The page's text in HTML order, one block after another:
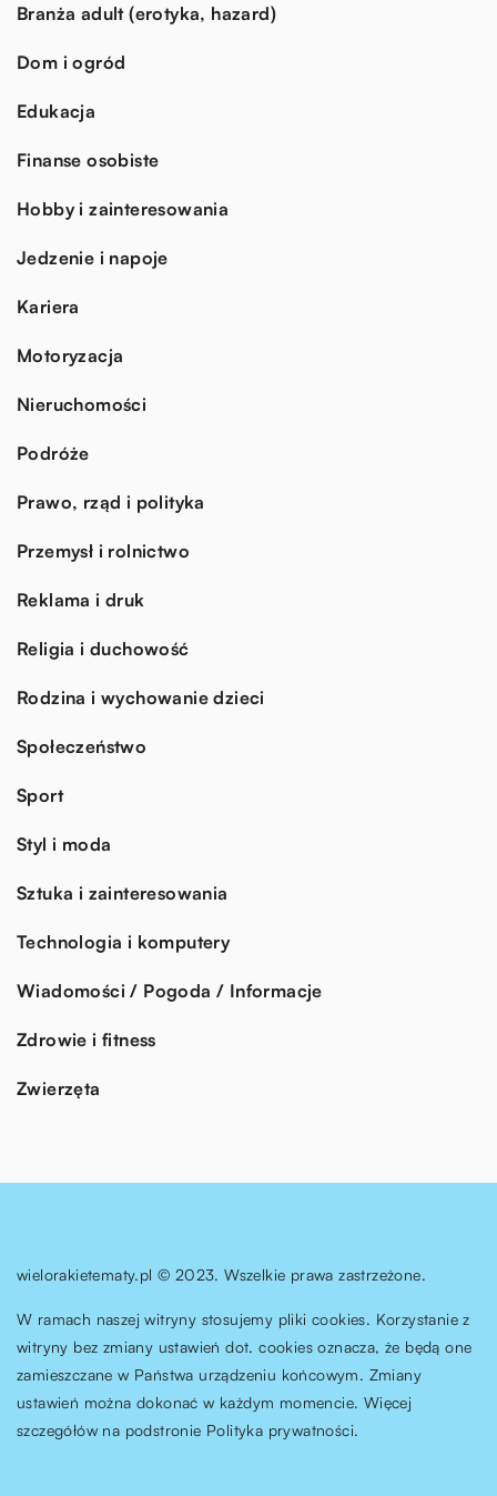
Branża adult (erotyka, hazard)
Dom i ogród
Edukacja
Finanse osobiste
Hobby i zainteresowania
Jedzenie i napoje
Kariera
Motoryzacja
Nieruchomości
Podróże
Prawo, rząd i polityka
Przemysł i rolnictwo
Reklama i druk
Religia i duchowość
Rodzina i wychowanie dzieci
Społeczeństwo
Sport
Styl i moda
Sztuka i zainteresowania
Technologia i komputery
Wiadomości / Pogoda / Informacje
Zdrowie i fitness
Zwierzęta
wielorakietematy.pl © 2023. Wszelkie prawa zastrzeżone.
W ramach naszej witryny stosujemy pliki cookies. Korzystanie z
witryny bez zmiany ustawień dot. cookies oznacza, że będą one
zamieszczane w Państwa urządzeniu końcowym. Zmiany
ustawień można dokonać w każdym momencie. Więcej
szczegółów na podstronie Polityka prywatności.